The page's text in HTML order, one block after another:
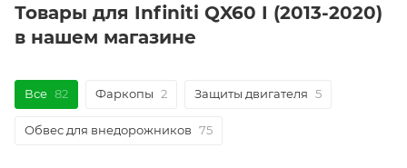
Товары для Infiniti QX60 I (2013-2020)
в нашем магазине
Все 82 Фаркопы 2 Защиты двигателя 5
Обвес для внедорожников 75